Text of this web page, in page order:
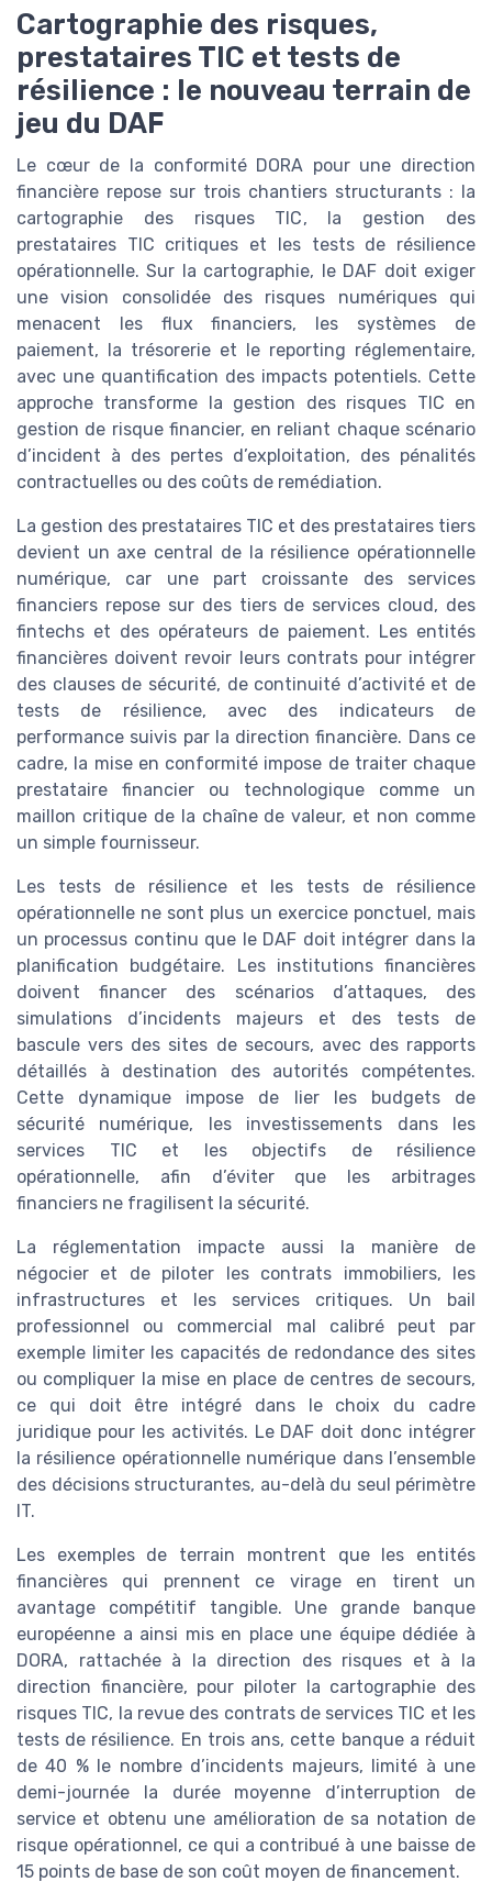
Cartographie des risques,
prestataires TIC et tests de
résilience : le nouveau terrain de
jeu du DAF
Le cœur de la conformité DORA pour une direction
financière repose sur trois chantiers structurants : la
cartographie des risques TIC, la gestion des
prestataires TIC critiques et les tests de résilience
opérationnelle. Sur la cartographie, le DAF doit exiger
une vision consolidée des risques numériques qui
menacent les flux financiers, les systèmes de
paiement, la trésorerie et le reporting réglementaire,
avec une quantification des impacts potentiels. Cette
approche transforme la gestion des risques TIC en
gestion de risque financier, en reliant chaque scénario
d’incident à des pertes d’exploitation, des pénalités
contractuelles ou des coûts de remédiation.
La gestion des prestataires TIC et des prestataires tiers
devient un axe central de la résilience opérationnelle
numérique, car une part croissante des services
financiers repose sur des tiers de services cloud, des
fintechs et des opérateurs de paiement. Les entités
financières doivent revoir leurs contrats pour intégrer
des clauses de sécurité, de continuité d’activité et de
tests de résilience, avec des indicateurs de
performance suivis par la direction financière. Dans ce
cadre, la mise en conformité impose de traiter chaque
prestataire financier ou technologique comme un
maillon critique de la chaîne de valeur, et non comme
un simple fournisseur.
Les tests de résilience et les tests de résilience
opérationnelle ne sont plus un exercice ponctuel, mais
un processus continu que le DAF doit intégrer dans la
planification budgétaire. Les institutions financières
doivent financer des scénarios d’attaques, des
simulations d’incidents majeurs et des tests de
bascule vers des sites de secours, avec des rapports
détaillés à destination des autorités compétentes.
Cette dynamique impose de lier les budgets de
sécurité numérique, les investissements dans les
services TIC et les objectifs de résilience
opérationnelle, afin d’éviter que les arbitrages
financiers ne fragilisent la sécurité.
La réglementation impacte aussi la manière de
négocier et de piloter les contrats immobiliers, les
infrastructures et les services critiques. Un bail
professionnel ou commercial mal calibré peut par
exemple limiter les capacités de redondance des sites
ou compliquer la mise en place de centres de secours,
ce qui doit être intégré dans le choix du cadre
juridique pour les activités. Le DAF doit donc intégrer
la résilience opérationnelle numérique dans l’ensemble
des décisions structurantes, au-delà du seul périmètre
IT.
Les exemples de terrain montrent que les entités
financières qui prennent ce virage en tirent un
avantage compétitif tangible. Une grande banque
européenne a ainsi mis en place une équipe dédiée à
DORA, rattachée à la direction des risques et à la
direction financière, pour piloter la cartographie des
risques TIC, la revue des contrats de services TIC et les
tests de résilience. En trois ans, cette banque a réduit
de 40 % le nombre d’incidents majeurs, limité à une
demi-journée la durée moyenne d’interruption de
service et obtenu une amélioration de sa notation de
risque opérationnel, ce qui a contribué à une baisse de
15 points de base de son coût moyen de financement.